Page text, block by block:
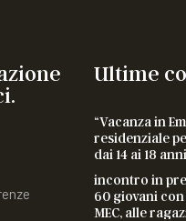
Ultime
“Vacanza in
residenziale
dai 14 ai 18 anni
incontro in
60 giovani
MEC, alle